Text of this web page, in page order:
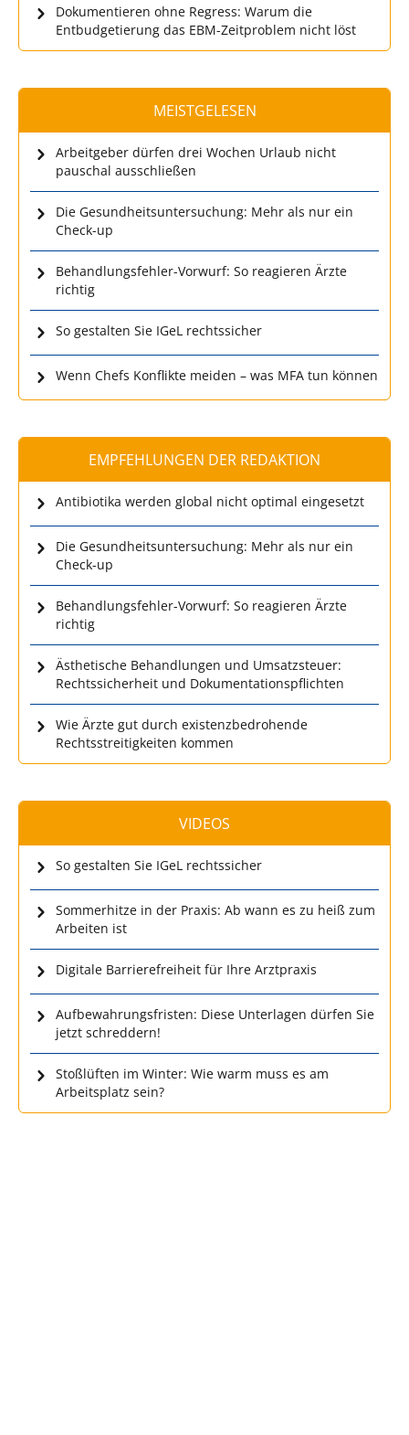
Dokumentieren ohne Regress: Warum die
Entbudgetierung das EBM-Zeitproblem nicht löst
MEISTGELESEN
Arbeitgeber dürfen drei Wochen Urlaub nicht
pauschal ausschließen
Die Gesundheitsuntersuchung: Mehr als nur ein
Check-up
Behandlungsfehler-Vorwurf: So reagieren Ärzte
richtig
So gestalten Sie IGeL rechtssicher
Wenn Chefs Konflikte meiden – was MFA tun können
EMPFEHLUNGEN DER REDAKTION
Antibiotika werden global nicht optimal eingesetzt
Die Gesundheitsuntersuchung: Mehr als nur ein
Check-up
Behandlungsfehler-Vorwurf: So reagieren Ärzte
richtig
Ästhetische Behandlungen und Umsatzsteuer:
Rechtssicherheit und Dokumentationspflichten
Wie Ärzte gut durch existenzbedrohende
Rechtsstreitigkeiten kommen
VIDEOS
So gestalten Sie IGeL rechtssicher
Sommerhitze in der Praxis: Ab wann es zu heiß zum
Arbeiten ist
Digitale Barrierefreiheit für Ihre Arztpraxis
Aufbewahrungsfristen: Diese Unterlagen dürfen Sie
jetzt schreddern!
Stoßlüften im Winter: Wie warm muss es am
Arbeitsplatz sein?